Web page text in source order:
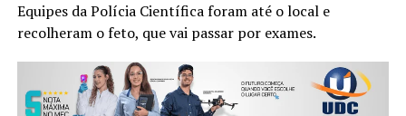
Equipes da Polícia Científica foram até o local e
recolheram o feto, que vai passar por exames.